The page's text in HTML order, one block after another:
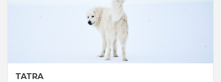
TATRA